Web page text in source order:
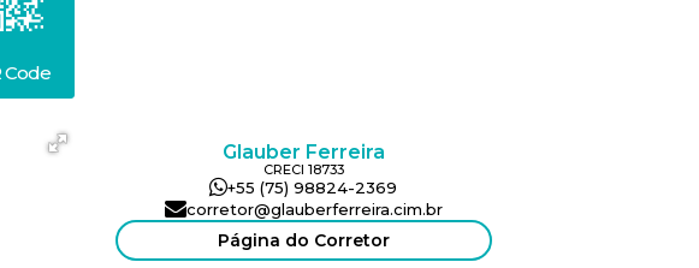
Code
Glauber Ferreira
CRECI 18733
+55 (75) 98824-2369
corretor@glauberferreira.cim.br
Página do Corretor